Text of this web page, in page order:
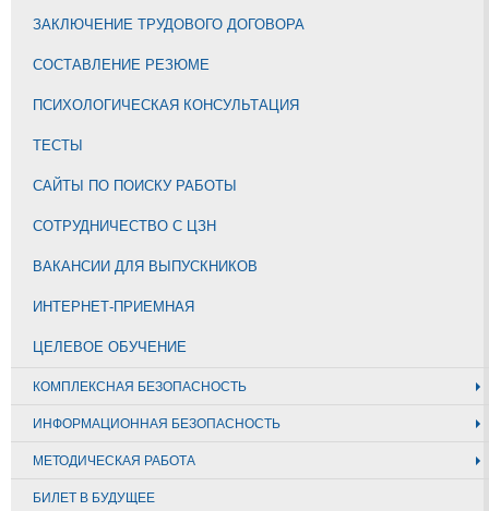
ЗАКЛЮЧЕНИЕ ТРУДОВОГО ДОГОВОРА
СОСТАВЛЕНИЕ РЕЗЮМЕ
ПСИХОЛОГИЧЕСКАЯ КОНСУЛЬТАЦИЯ
ТЕСТЫ
САЙТЫ ПО ПОИСКУ РАБОТЫ
СОТРУДНИЧЕСТВО С ЦЗН
ВАКАНСИИ ДЛЯ ВЫПУСКНИКОВ
ИНТЕРНЕТ-ПРИЕМНАЯ
ЦЕЛЕВОЕ ОБУЧЕНИЕ
КОМПЛЕКСНАЯ БЕЗОПАСНОСТЬ
ИНФОРМАЦИОННАЯ БЕЗОПАСНОСТЬ
МЕТОДИЧЕСКАЯ РАБОТА
БИЛЕТ В БУДУЩЕЕ